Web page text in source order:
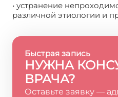
• устранение
различной этиологии и
Быстрая запись
НУЖНА
ВРАЧА?
Оставьте заявку —